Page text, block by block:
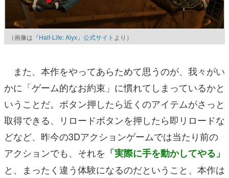
（画像は 『Half-Life: Alyx』公式サイト より）
また、本作をやってあらためて思うのが、我々がい
かに「ゲーム的なお約束」に慣れてしまっているかと
いうことだ。ボタン押したら近くのアイテムがさっと
取得できる、リロードボタンを押したら即リロードな
どなど、昨今の3Dアクションゲームでは当たり前の
アクションでも、それを 「実際に手を動かしてやる」
と、まったく違う体験になるのだということ、本作は